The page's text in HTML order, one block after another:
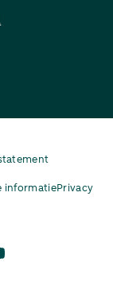
informatiePrivacy